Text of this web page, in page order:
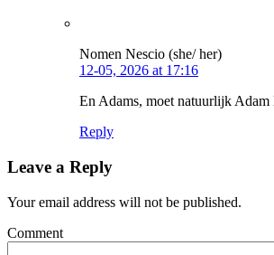
Nomen Nescio (she/ her)
12-05, 2026 at 17:16
En Adams, moet natuurlijk
Reply
Leave a Reply
Your email address will not be published.
Comment